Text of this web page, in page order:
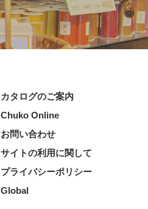
カタログのご案内
Chuko Online
お問い合わせ
サイトの利用に関して
プライバシーポリシー
Global